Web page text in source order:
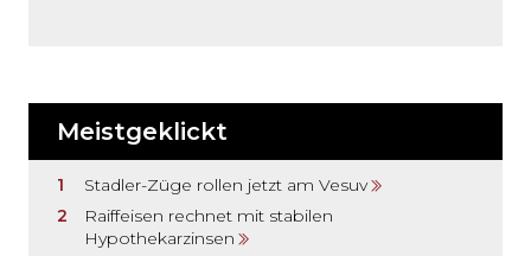
Meistgeklickt
Stadler-Züge rollen jetzt am Vesuv
Raiffeisen rechnet mit stabilen
Hypothekarzinsen